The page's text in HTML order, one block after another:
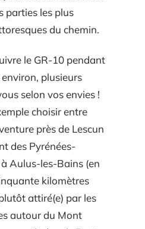
parties les plus
du chemin.
le GR-10 pendant
plusieurs
selon vos envies !
choisir entre
près de Lescun
des Pyrénées-
Aulus-les-Bains (en
kilomètres
attiré(e) par les
autour du Mont